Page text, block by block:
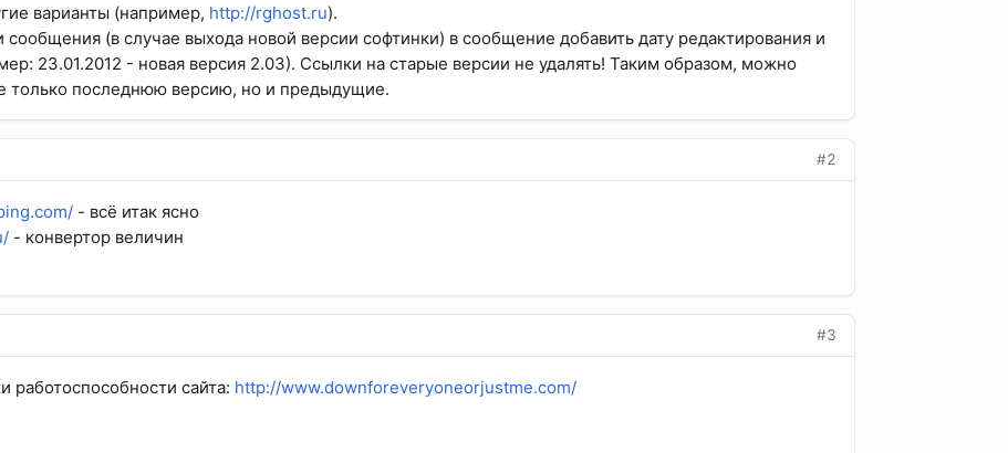
варианты (например, http://rghost.ru).
(в случае выхода новой версии софтинки) в сообщение добавить дату редактирования и
23.01.2012 - новая версия 2.03). Ссылки на старые версии не удалять! Таким образом, можно
только последнюю версию, но и предыдущие.
#2
- всё итак ясно
- конвертор величин
#3
работоспособности сайта: http://www.downforeveryoneorjustme.com/